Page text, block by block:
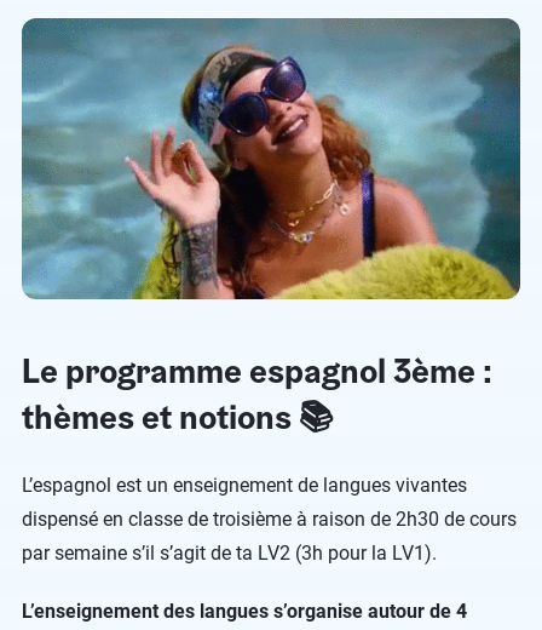
Le programme espagnol 3ème :
thèmes et notions 📚
L’espagnol est un enseignement de langues vivantes
dispensé en classe de troisième à raison de 2h30 de cours
par semaine s’il s’agit de ta LV2 (3h pour la LV1).
L’enseignement des langues s’organise autour de 4